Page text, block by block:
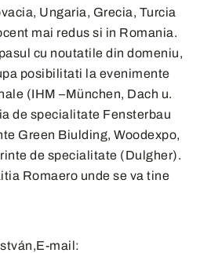
Ungaria, Grecia, Turcia
mai redus si in Romania.
cu noutatile din domeniu,
posibilitati la evenimente
(IHM –München, Dach u.
de specialitate Fensterbau
Green Biulding, Woodexpo,
de specialitate (Dulgher).
Romaero unde se va tine
mail: